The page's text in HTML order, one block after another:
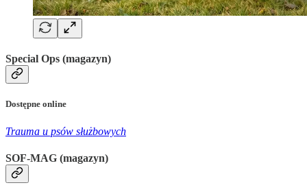
Special Ops (magazyn)
Dostępne online
Trauma u psów służbowych
SOF-MAG (magazyn)